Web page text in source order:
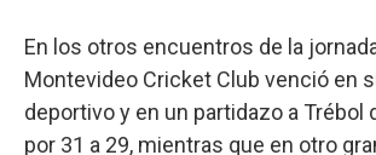
En los otros encuentros de la
Montevideo Cricket Club venció en
deportivo y en un partidazo a Trébol
por 31 a 29, mientras que en otro